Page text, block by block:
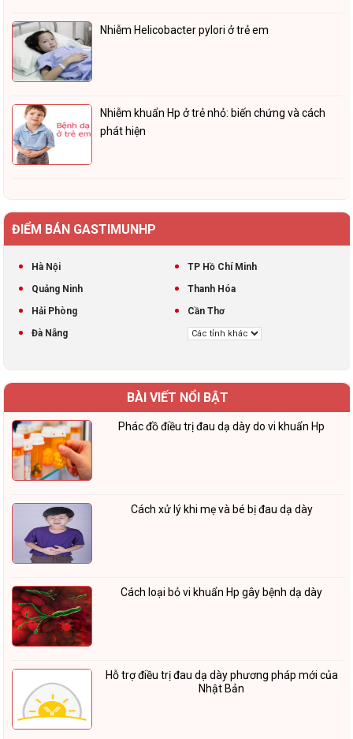
Nhiễm Helicobacter pylori ở trẻ em
Nhiễm khuẩn Hp ở trẻ nhỏ: biến chứng và cách
phát hiện
ĐIỂM BÁN GASTIMUNHP
Hà Nội
TP Hồ Chí Minh
Quảng Ninh
Thanh Hóa
Hải Phòng
Cần Thơ
Đà Nẵng
BÀI VIẾT NỔI BẬT
Phác đồ điều trị đau dạ dày do vi khuẩn Hp
Cách xử lý khi mẹ và bé bị đau dạ dày
Cách loại bỏ vi khuẩn Hp gây bệnh dạ dày
Hỗ trợ điều trị đau dạ dày phương pháp mới của
Nhật Bản